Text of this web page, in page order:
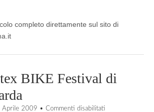
completo direttamente sul sito di
BIKE Festival di
Aprile 2009 • Commenti disabilitati